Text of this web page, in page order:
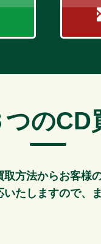
のCD
方法からお客様
たしますので、